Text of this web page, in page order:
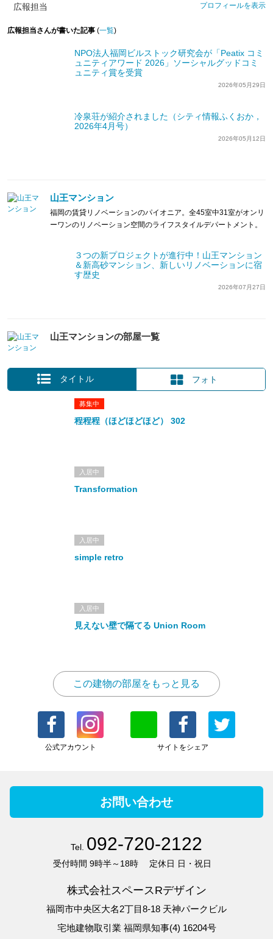
広報担当 プロフィールを表示
広報担当さんが書いた記事 (一覧)
NPO法人福岡ビルストック研究会が「Peatix コミ
ュニティアワード 2026」ソーシャルグッドコミ
ュニティ賞を受賞
2026年05月29日
冷泉荘が紹介されました（シティ情報ふくおか，
2026年4月号）
2026年05月12日
山王マンション
福岡の賃貸リノベーションのパイオニア。全45室中31室がオンリ
ーワンのリノベーション空間のライフスタイルデパートメント。
３つの新プロジェクトが進行中！山王マンション
＆新高砂マンション、新しいリノベーションに宿
す歴史
2026年07月27日
山王マンションの部屋一覧
タイトル フォト
募集中
程程程（ほどほどほど） 302
入居中
Transformation
入居中
simple retro
入居中
見えない壁で隔てる Union Room
この建物の部屋をもっと見る
公式アカウント サイトをシェア
お問い合わせ
Tel. 092-720-2122
受付時間 9時半～18時 定休日 日・祝日
株式会社スペースRデザイン
福岡市中央区大名2丁目8-18 天神パークビル
宅地建物取引業 福岡県知事(4) 16204号